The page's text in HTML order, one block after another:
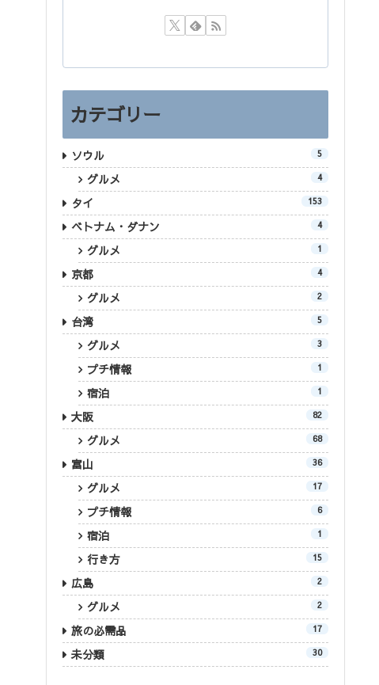
カテゴリー
ソウル 5
グルメ 4
タイ 153
ベトナム・ダナン 4
グルメ 1
京都 4
グルメ 2
台湾 5
グルメ 3
プチ情報 1
宿泊 1
大阪 82
グルメ 68
富山 36
グルメ 17
プチ情報 6
宿泊 1
行き方 15
広島 2
グルメ 2
旅の必需品 17
未分類 30